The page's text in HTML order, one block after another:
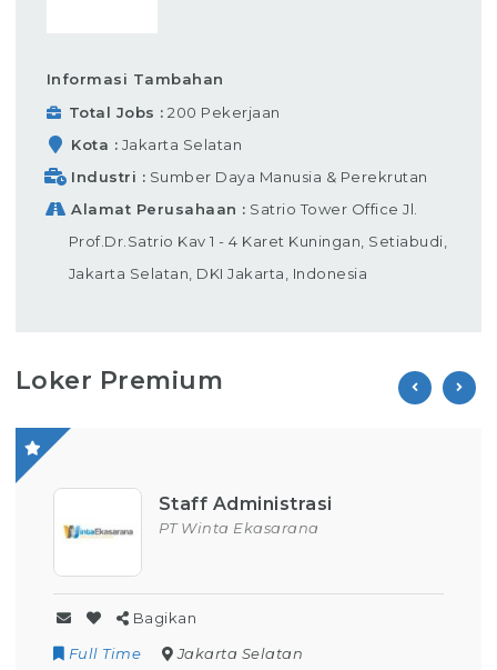
Informasi Tambahan
Total Jobs
200 Pekerjaan
Kota
Jakarta Selatan
Industri
Sumber Daya Manusia & Perekrutan
Alamat Perusahaan
Satrio Tower Office Jl.
Prof.Dr.Satrio Kav 1 - 4 Karet Kuningan, Setiabudi,
Jakarta Selatan, DKI Jakarta, Indonesia
Loker Premium
Staff Administrasi
PT Winta Ekasarana
Bagikan
Full Time
Jakarta Selatan